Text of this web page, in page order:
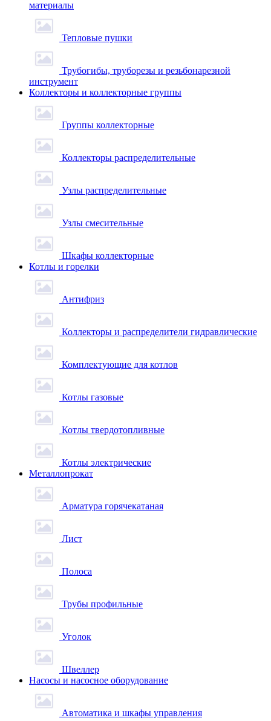
материалы
Тепловые пушки
Трубогибы, труборезы и резьбонарезной
инструмент
Коллекторы и коллекторные группы
Группы коллекторные
Коллекторы распределительные
Узлы распределительные
Узлы смесительные
Шкафы коллекторные
Котлы и горелки
Антифриз
Коллекторы и распределители гидравлические
Комплектующие для котлов
Котлы газовые
Котлы твердотопливные
Котлы электрические
Металлопрокат
Арматура горячекатаная
Лист
Полоса
Трубы профильные
Уголок
Швеллер
Насосы и насосное оборудование
Автоматика и шкафы управления